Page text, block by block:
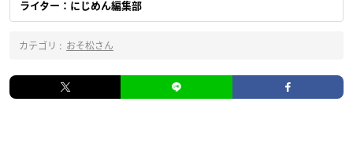
ライター：にじめん編集部
カテゴリ : おそ松さん